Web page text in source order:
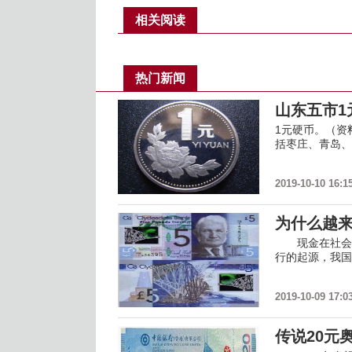
相关阅读
热门新闻
山东五市1
1元硬币。（
括枣庄、青岛
2019-10-10
为什么越
现金在社会
行的起源，我
2019-10-09
传说20元